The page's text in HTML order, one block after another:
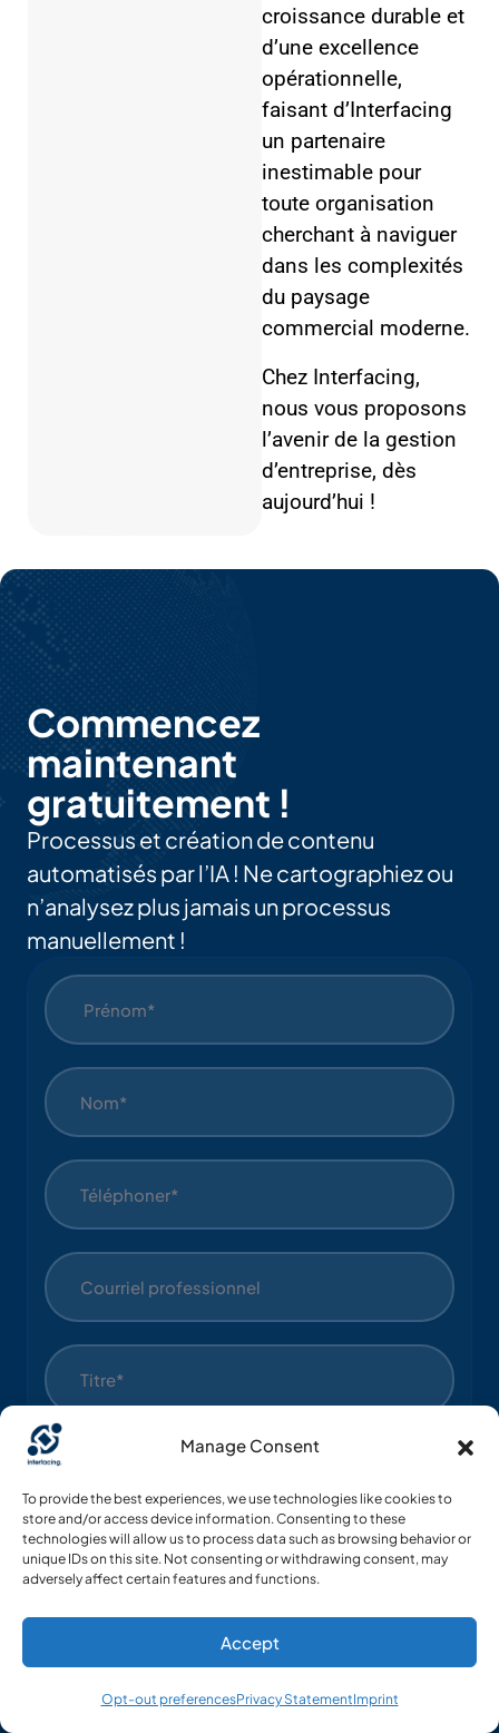
Manage Consent
To provide the best experiences, we use technologies like cookies to
store and/or access device information. Consenting to these
technologies will allow us to process data such as browsing behavior or
unique IDs on this site. Not consenting or withdrawing consent, may
adversely affect certain features and functions.
Accept
Opt-out preferencesPrivacy StatementImprint
croissance durable et
d’une excellence
opérationnelle,
faisant d’Interfacing
un partenaire
inestimable pour
toute organisation
cherchant à naviguer
dans les complexités
du paysage
commercial moderne.
Chez Interfacing,
nous vous proposons
l’avenir de la gestion
d’entreprise, dès
aujourd’hui !
Commencez
maintenant
gratuitement !
Processus et création de contenu
automatisés par l’IA ! Ne cartographiez ou
n’analysez plus jamais un processus
manuellement !
Industrie*